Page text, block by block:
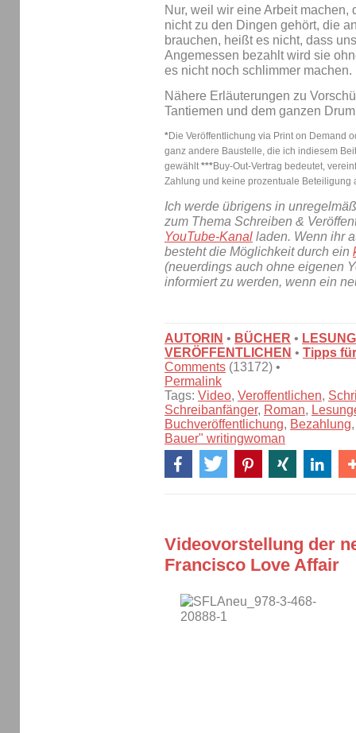
Nur, weil wir eine Arbeit
nicht zu den Dingen gehört, die
brauchen, heißt es nicht, dass
Angemessen bezahlt wird sie
es nicht noch schlimmer machen.
Nähere Erläuterungen zu
Tantiemen und dem ganzen
*Die Veröffentlichung via Print on Demand
ganz andere Baustelle, die ich indiesem
gewählt ***Buy-Out-Vertrag bedeutet,
Zahlung und keine prozentuale Beteiligung
Ich werde übrigens in
zum Thema Schreiben &
YouTube-Kanal laden. Wenn ihr
besteht die Möglichkeit durch ein
(neuerdings auch ohne eigenen
informiert zu werden, wenn ein
AUTORIN • BÜCHER •
VERÖFFENTLICHEN • Tipps
Comments (13172) •
Permalink
Tags: Video, Veroffentlichen,
Schreibanfänger, Roman,
Buchveröffentlichung, Bezahlung
Bauer" writingwoman
Videovorstellung der
Francisco Love Affair